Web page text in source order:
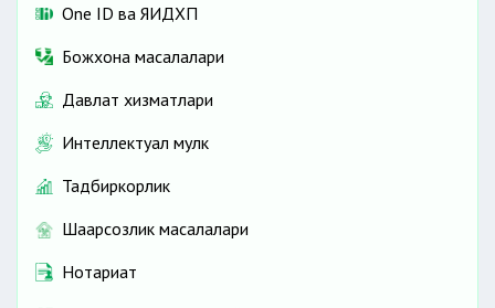
One ID ва ЯИДХП
Божхона масалалари
Давлат хизматлари
Интеллектуал мулк
Тадбиркорлик
Шаҳарсозлик масалалари
Нотариат